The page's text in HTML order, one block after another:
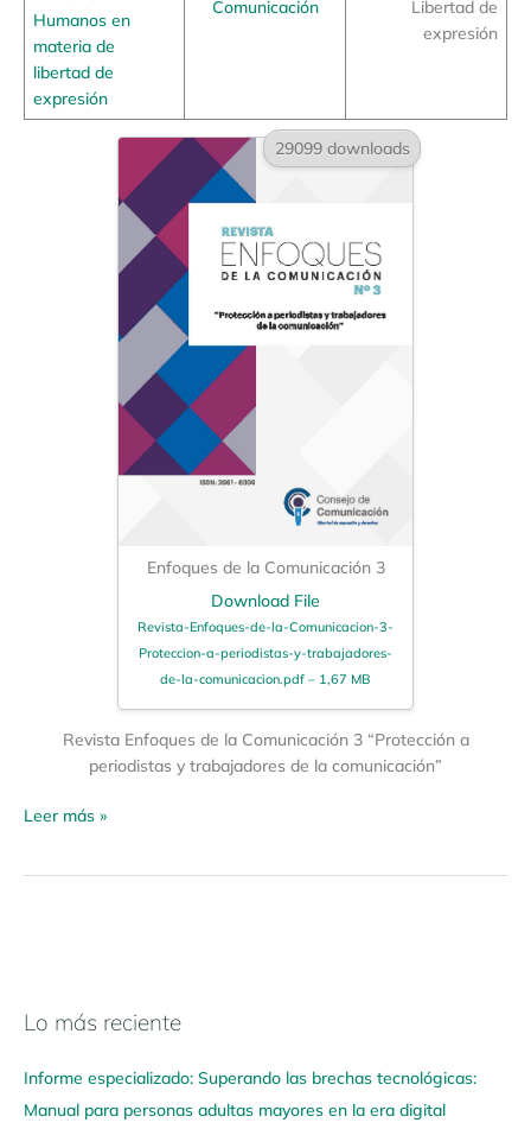
Humanos en
materia de
libertad de
expresión
Comunicación
Libertad de
expresión
29099 downloads
Enfoques de la Comunicación 3
Download File
Revista-Enfoques-de-la-Comunicacion-3-
Proteccion-a-periodistas-y-trabajadores-
de-la-comunicacion.pdf – 1,67 MB
Revista Enfoques de la Comunicación 3 “Protección a
periodistas y trabajadores de la comunicación”
Leer más »
Lo más reciente
Informe especializado: Superando las brechas tecnológicas:
Manual para personas adultas mayores en la era digital
N
v
e